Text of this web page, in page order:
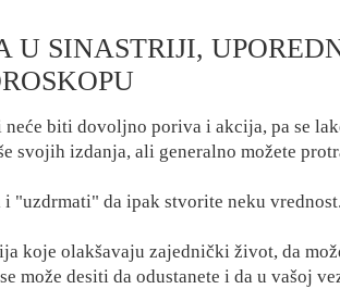
U SINASTRIJI,
biti dovoljno poriva i akcija, pa se
svojih izdanja, ali generalno možete
"uzdrmati" da ipak stvorite neku vrednost.
koje olakšavaju zajednički život, da
može desiti da odustanete i da u vašoj